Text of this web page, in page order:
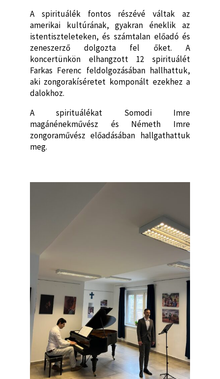
A spirituálék fontos részévé váltak az
amerikai kultúrának, gyakran éneklik az
istentiszteleteken, és számtalan előadó és
zeneszerző dolgozta fel őket. A
koncertünkön elhangzott 12 spirituálét
Farkas Ferenc feldolgozásában hallhattuk,
aki zongorakíséretet komponált ezekhez a
dalokhoz.
A spirituálékat Somodi Imre
magánénekművész és Németh Imre
zongoraművész előadásában hallgathattuk
meg.